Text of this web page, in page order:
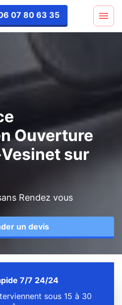
07 80 63 35
Ouverture
sur
Rendez vous
un devis
7/7 24/24
sous 15 à 30